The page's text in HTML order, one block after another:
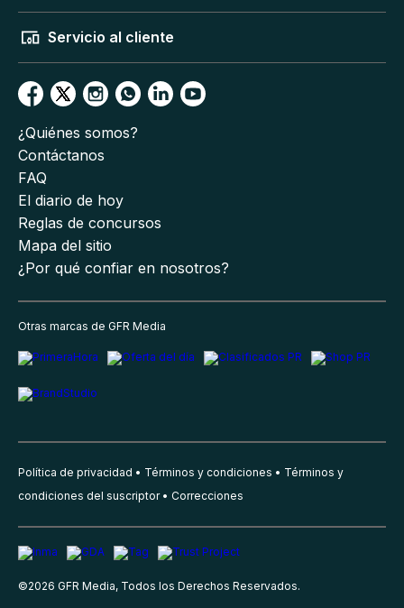
Servicio al cliente
¿Quiénes somos?
Contáctanos
FAQ
El diario de hoy
Reglas de concursos
Mapa del sitio
¿Por qué confiar en nosotros?
Otras marcas de GFR Media
Política de privacidad Términos y condiciones
Términos y
condiciones del suscriptor
Correcciones
©2026 GFR Media, Todos los Derechos Reservados.